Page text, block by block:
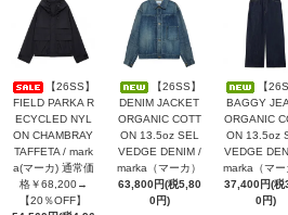
【26SS】
FIELD PARKA R
ECYCLED NYL
ON CHAMBRAY
TAFFETA / mark
a(マーカ) 通常価
格￥68,200→
【20％OFF】
【26SS】
DENIM JACKET
ORGANIC COTT
ON 13.5oz SEL
VEDGE DENIM /
marka（マーカ）
63,800円(税5,80
0円)
【
BAGGY
ORGANIC
ON 13.5oz
VEDGE
marka（マー
37,400円(税
0円)